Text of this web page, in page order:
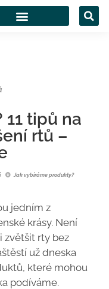
11 tipů na
rtů –
Jak vybíráme produkty?
jedním z
krásy. Není
zvětšit rty bez
už dneska
které mohou
podíváme.